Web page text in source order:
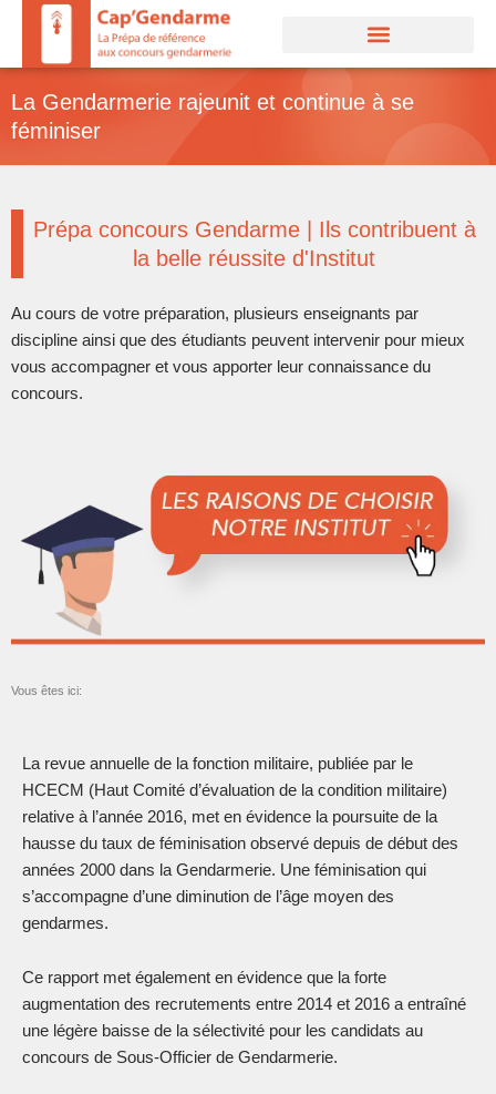
contenu
La Gendarmerie rajeunit et continue à se
féminiser
Prépa concours Gendarme | Ils contribuent à
la belle réussite d'Institut
Au cours de votre préparation, plusieurs enseignants par
discipline ainsi que des étudiants peuvent intervenir pour mieux
vous accompagner et vous apporter leur connaissance du
concours.
Vous êtes ici:
La revue annuelle de la fonction militaire, publiée par le
HCECM (Haut Comité d’évaluation de la condition militaire)
relative à l’année 2016, met en évidence la poursuite de la
hausse du taux de féminisation observé depuis de début des
années 2000 dans la Gendarmerie. Une féminisation qui
s’accompagne d’une diminution de l’âge moyen des
gendarmes.
Ce rapport met également en évidence que la forte
augmentation des recrutements entre 2014 et 2016 a entraîné
une légère baisse de la sélectivité pour les candidats au
concours de Sous-Officier de Gendarmerie.